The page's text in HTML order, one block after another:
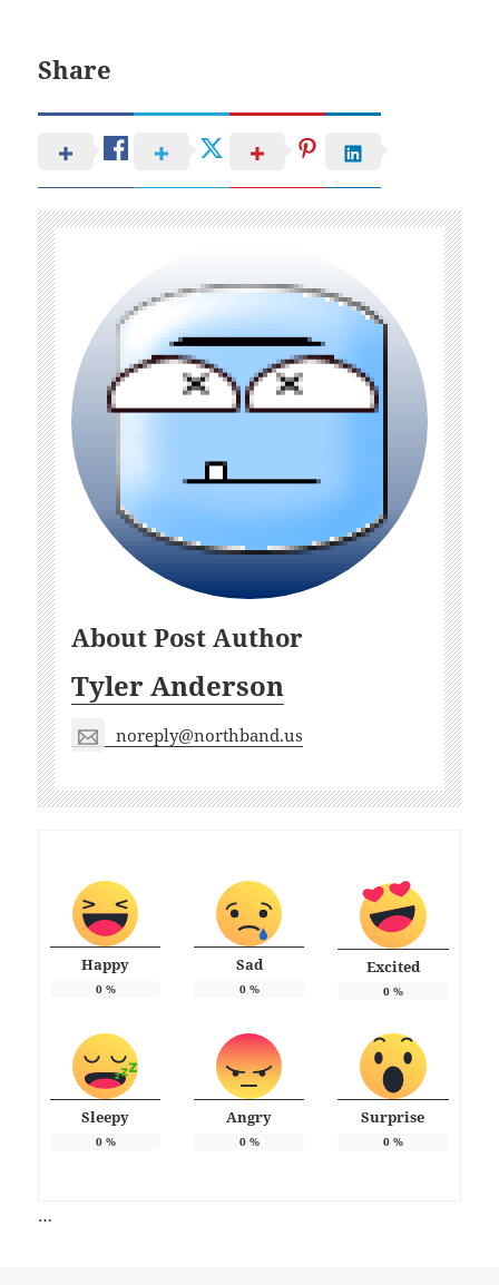
Share
About Post Author
Tyler Anderson
noreply@northband.us
Happy
0%
Sad
0%
Excited
0%
Sleepy
0%
Angry
0%
Surprise
0%
…